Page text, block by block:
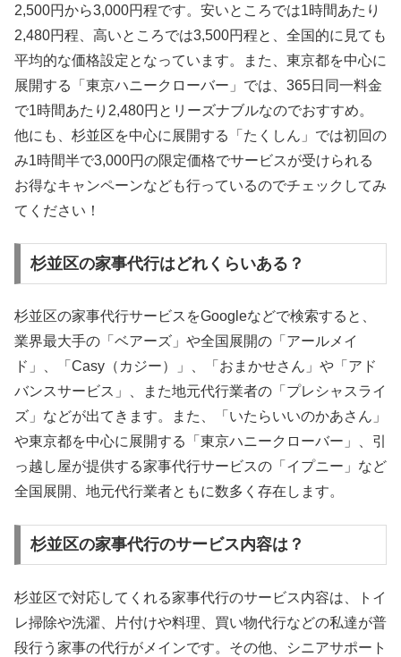
2,500円から3,000円程です。安いところでは1時間あたり
2,480円程、高いところでは3,500円程と、全国的に見ても
平均的な価格設定となっています。また、東京都を中心に
展開する「東京ハニークローバー」では、365日同一料金
で1時間あたり2,480円とリーズナブルなのでおすすめ。
他にも、杉並区を中心に展開する「たくしん」では初回の
み1時間半で3,000円の限定価格でサービスが受けられる
お得なキャンペーンなども行っているのでチェックしてみ
てください！
杉並区の家事代行はどれくらいある？
杉並区の家事代行サービスをGoogleなどで検索すると、
業界最大手の「ベアーズ」や全国展開の「アールメイ
ド」、「Casy（カジー）」、「おまかせさん」や「アド
バンスサービス」、また地元代行業者の「プレシャスライ
ズ」などが出てきます。また、「いたらいいのかあさん」
や東京都を中心に展開する「東京ハニークローバー」、引
っ越し屋が提供する家事代行サービスの「イプニー」など
全国展開、地元代行業者ともに数多く存在します。
杉並区の家事代行のサービス内容は？
杉並区で対応してくれる家事代行のサービス内容は、トイ
レ掃除や洗濯、片付けや料理、買い物代行などの私達が普
段行う家事の代行がメインです。その他、シニアサポート